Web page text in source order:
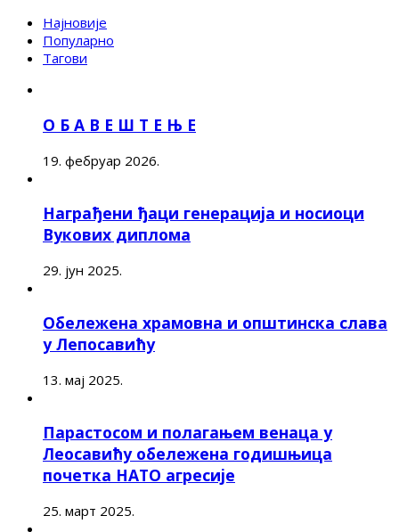
Најновије
Популарно
Тагови
О Б А В Е Ш Т Е Њ Е
19. фебруар 2026.
Награђени ђаци генерација и носиоци
Вукових диплома
29. јун 2025.
Обележена храмовна и општинска слава
у Лепосавићу
13. мај 2025.
Парастосом и полагањем венаца у
Леосавићу обележена годишњица
почетка НАТО агресије
25. март 2025.